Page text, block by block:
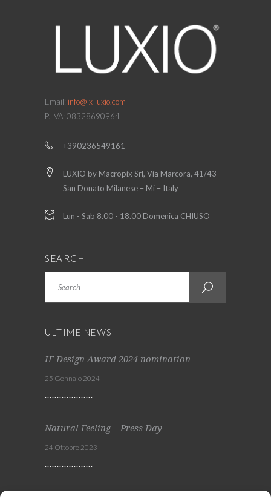
Email: info@lx-luxio.com
P. IVA: 08328690964
+390236549161
LUXIO by Macropix Srl, Via Marcora, 41/43
San Donato Milanese – Mi – Italy
Lun - Sab 8.00 - 18.00 Domenica CHIUSO
SEARCH
ULTIME NEWS
IF Design Award 2024 nomination
25 Gennaio 2024
Natural Feeling – Press Day
24 Ottobre 2023